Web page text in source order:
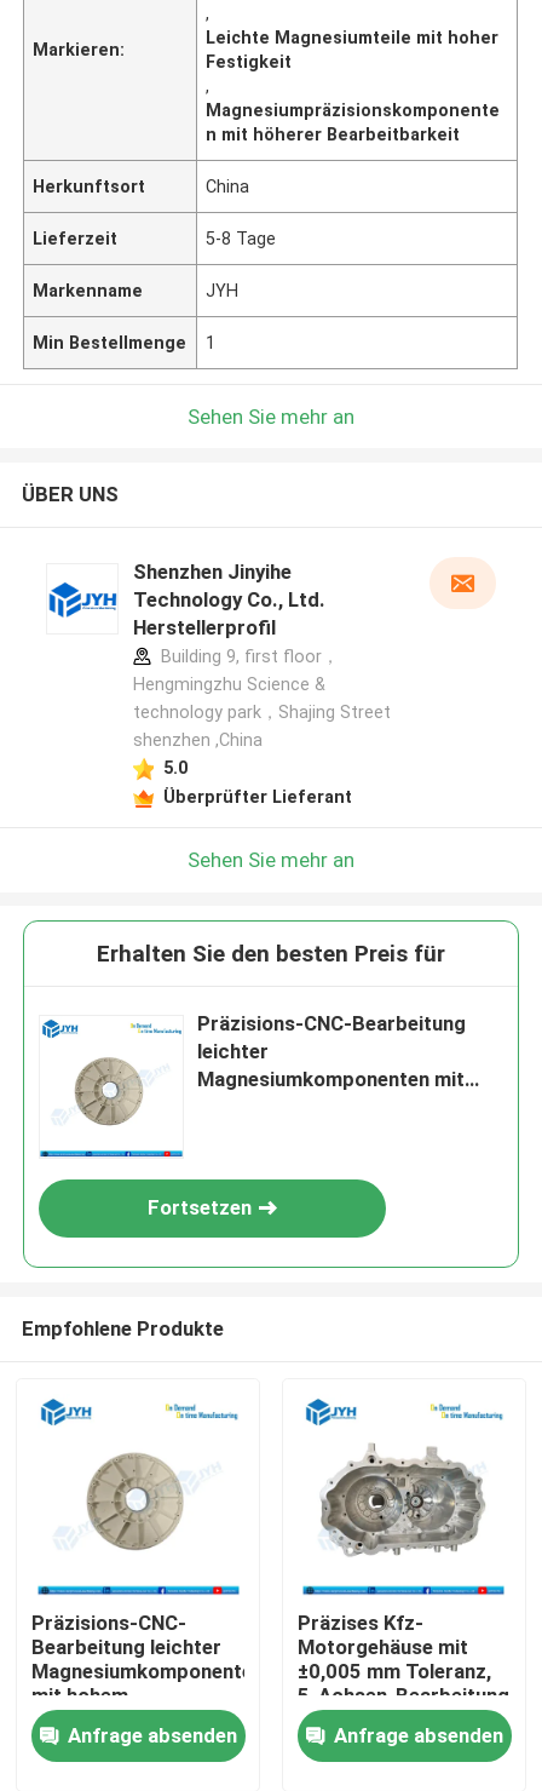
Haus
Dienstleistungen
Markieren:
,
Leichte Magnesiumteile mit hoher
Festigkeit
,
Magnesiumpräzisionskomponente
n mit höherer Bearbeitbarkeit
Herkunftsort China
Lieferzeit 5-8 Tage
Markenname JYH
Min Bestellmenge 1
Sehen Sie mehr an
ÜBER UNS
Shenzhen Jinyihe
Technology Co., Ltd.
Herstellerprofil
Building 9, first floor，
Hengmingzhu Science &
technology park，Shajing Street
shenzhen ,China
5.0
Überprüfter Lieferant
Sehen Sie mehr an
Erhalten Sie den besten Preis für
Präzisions-CNC-Bearbeitung
leichter
Magnesiumkomponenten mit
Fortsetzen
Empfohlene Produkte
Präzisions-CNC-
Bearbeitung leichter
Magnesiumkomponenten
mit hohem
Festigkeits-
Gewichtsverhältnis
und überlegener
Anfrage absenden
Präzises Kfz-
Motorgehäuse mit
±0,005 mm Toleranz,
5-Achsen-Bearbeitung
und Aluminium 6061-
Konstruktion
Anfrage absenden